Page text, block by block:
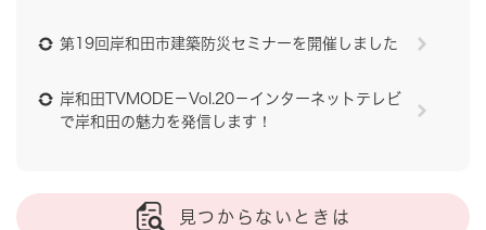
第19回岸和田市建築防災セミナーを開催しました
岸和田TVMODE－Vol.20－インターネットテレビ
で岸和田の魅力を発信します！
見つからないときは